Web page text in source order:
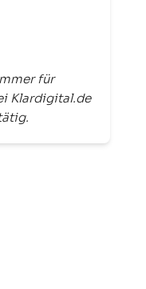
für
Klardigital.de